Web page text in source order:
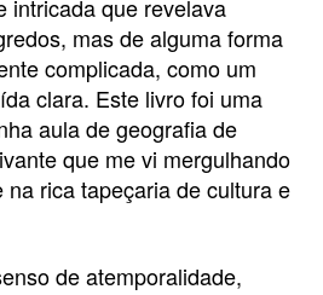
intricada que revelava
mas de alguma forma
complicada, como um
clara. Este livro foi uma
aula de geografia de
que me vi mergulhando
na rica tapeçaria de cultura e
de atemporalidade,